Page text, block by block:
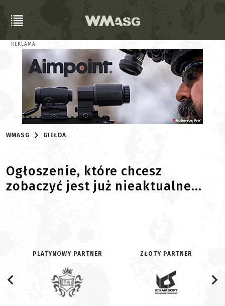
REKLAMA
WMASG GIEŁDA
Ogłoszenie, które chcesz
zobaczyć jest już nieaktualne...
PLATYNOWY PARTNER ZŁOTY PARTNER